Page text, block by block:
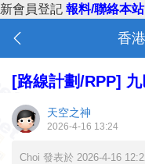
新會員登記 報料/聯絡本站
香
[路線計劃/RPP]
天空之神
2026-4-16 13:24
Choi 發表於 2026-4-16